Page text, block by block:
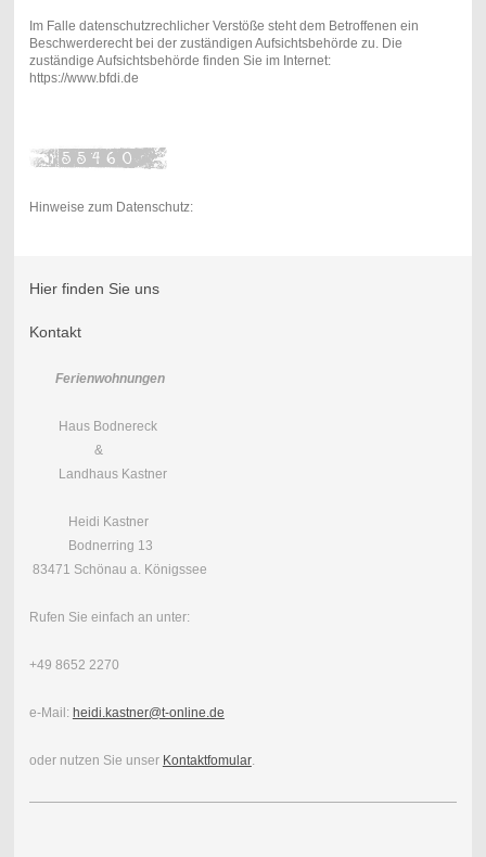
Im Falle datenschutzrechlicher Verstöße steht dem Betroffenen ein
Beschwerderecht bei der zuständigen Aufsichtsbehörde zu. Die
zuständige Aufsichtsbehörde finden Sie im Internet:
https://www.bfdi.de
Hinweise zum Datenschutz:
Hier finden Sie uns
Kontakt
Ferienwohnungen
Haus Bodnereck
&
Landhaus Kastner
Heidi Kastner
Bodnerring 13
83471 Schönau a. Königssee
Rufen Sie einfach an unter:
+49 8652 2270
e-Mail: heidi.kastner@t-online.de
oder nutzen Sie unser Kontaktfomular.